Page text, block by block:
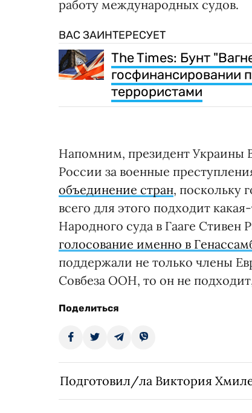
работу международных судов.
ВАС ЗАИНТЕРЕСУЕТ
The Times: Бунт
госфинансировании
террористами
Напомним, президент Украины
России за военные
объединение стран, поскольку
всего для этого подходит
Народного суда в Гааге Стивен
голосование именно в
поддержали не только члены
Совбеза ООН, то он не
Поделиться
Подготовил/ла Виктория